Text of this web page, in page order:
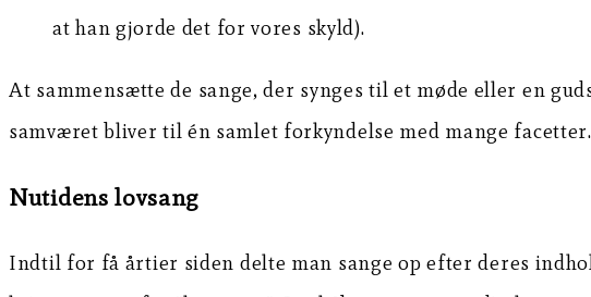
at han gjorde det for vores skyld).
At sammensætte de sange, der synges til et møde eller en
samværet bliver til én samlet forkyndelse med mange facetter.
Nutidens lovsang
Indtil for få årtier siden delte man sange op efter deres